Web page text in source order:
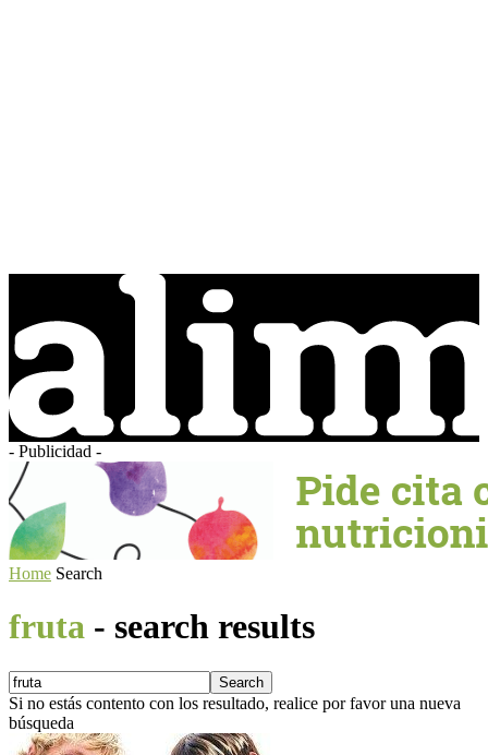
- Publicidad -
Home Search
fruta - search results
Si no estás contento con los resultado, realice por favor una nueva
búsqueda